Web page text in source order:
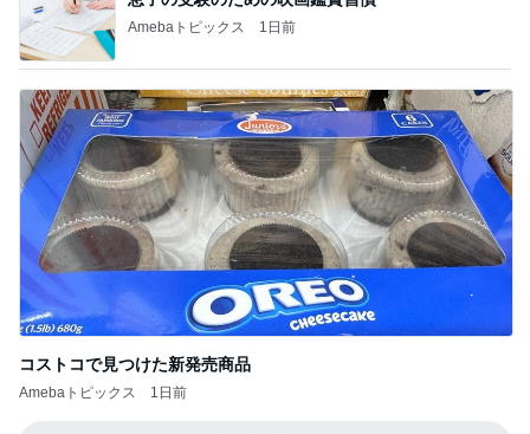
Amebaトピックス 1日前
コストコで見つけた新発売商品
Amebaトピックス 1日前